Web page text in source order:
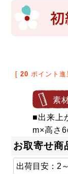
[ 20 ポイント進
素
■出来上
m×高さ
お取寄せ商